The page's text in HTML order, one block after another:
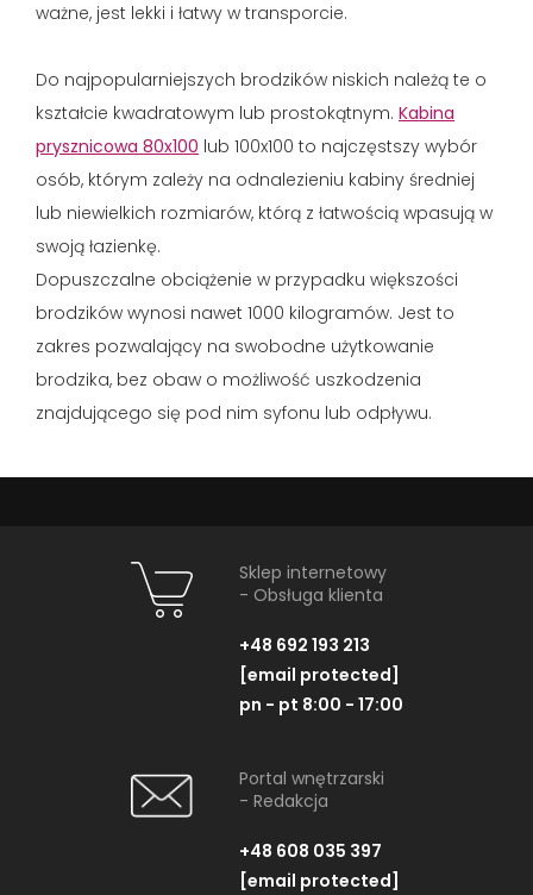
ważne, jest lekki i łatwy w transporcie.
Do najpopularniejszych brodzików niskich należą te o
kształcie kwadratowym lub prostokątnym. Kabina
prysznicowa 80x100 lub 100x100 to najczęstszy wybór
osób, którym zależy na odnalezieniu kabiny średniej
lub niewielkich rozmiarów, którą z łatwością wpasują w
swoją łazienkę.
Dopuszczalne obciążenie w przypadku większości
brodzików wynosi nawet 1000 kilogramów. Jest to
zakres pozwalający na swobodne użytkowanie
brodzika, bez obaw o możliwość uszkodzenia
znajdującego się pod nim syfonu lub odpływu.
Sklep internetowy
- Obsługa klienta
+48 692 193 213
[email protected]
pn - pt 8:00 - 17:00
Portal wnętrzarski
- Redakcja
+48 608 035 397
[email protected]